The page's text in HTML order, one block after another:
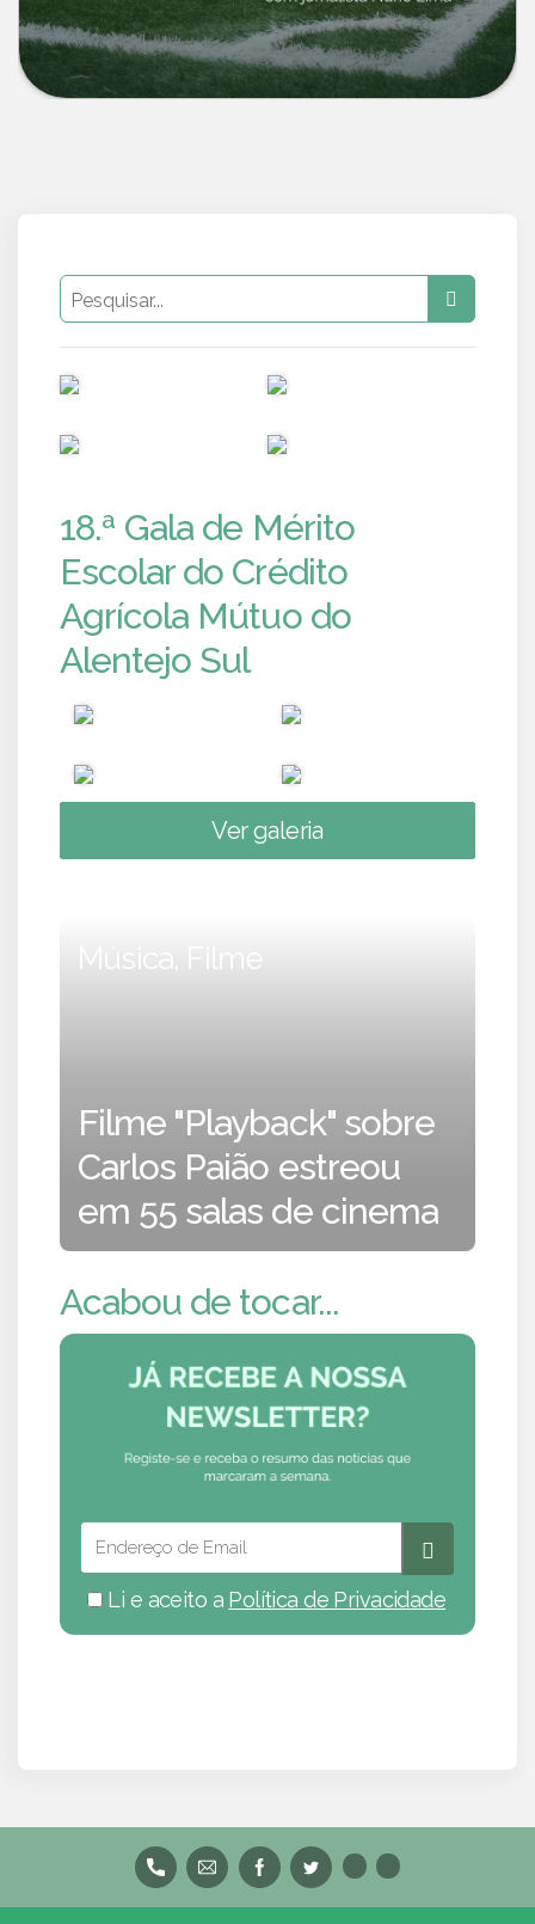
18.ª Gala de Mérito
Escolar do Crédito
Agrícola Mútuo do
Alentejo Sul
Ver galeria
Música, Filme
Filme "Playback" sobre
Carlos Paião estreou
em 55 salas de cinema
Acabou de tocar...
Li e aceito a Política de Privacidade